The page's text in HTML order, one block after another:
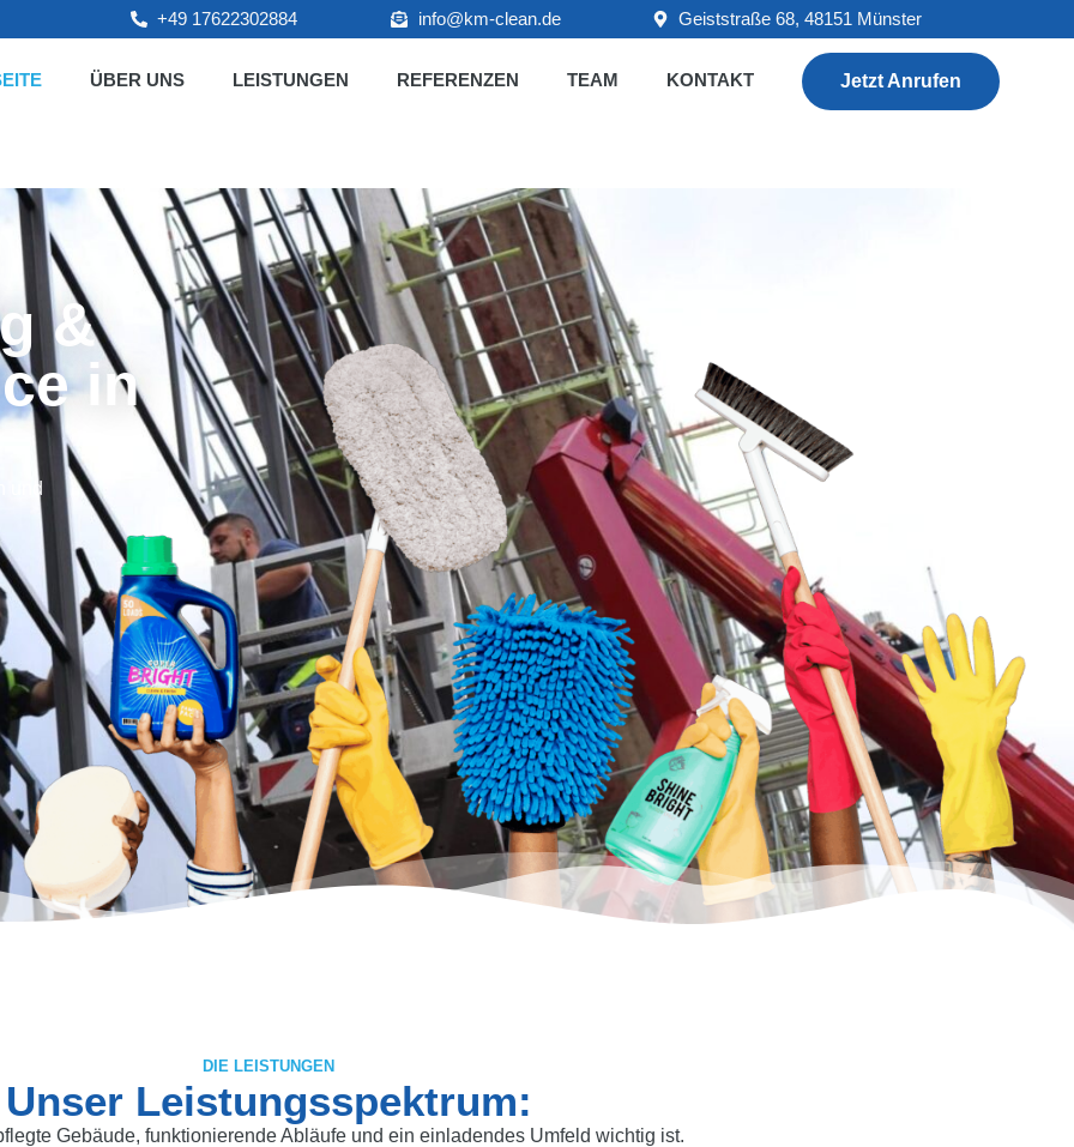
+49 17622302884 info@km-clean.de Geiststraße 68, 48151 Münster
ÜBER UNS LEISTUNGEN REFERENZEN TEAM KONTAKT Jetzt Anrufen
&
in
und
DIE LEISTUNGEN
Unser Leistungsspektrum:
Gebäude, funktionierende Abläufe und ein einladendes Umfeld wichtig ist.